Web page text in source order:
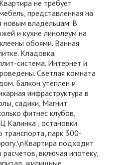
не требует
представленная на
новым владельцам. В
и кухне линолеум на
обоями. Ванная
Кладовка.
система. Интернет и
Светлая комната
Балкон утеплен и
инфраструктура в
садики, Магнит
фитнес клубов,
, остановки
транспорта, парк 300-
подходит
включая ипотеку,
жилищные